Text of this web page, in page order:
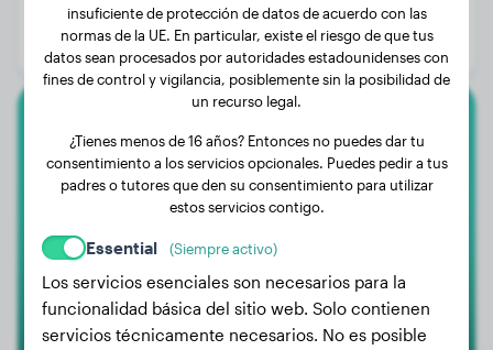
Edad:
4 años, 6 meses
Género:
Perra
Border Collie
Nova
insuficiente de protección de datos de acuerdo con las
normas de la UE. En particular, existe el riesgo de que tus
datos sean procesados por autoridades estadounidenses con
fines de control y vigilancia, posiblemente sin la posibilidad de
un recurso legal.
¿Tienes menos de 16 años? Entonces no puedes dar tu
consentimiento a los servicios opcionales. Puedes pedir a tus
padres o tutores que den su consentimiento para utilizar
estos servicios contigo.
Essential (Siempre activo)
Los servicios esenciales son necesarios para la
funcionalidad básica del sitio web. Solo contienen
servicios técnicamente necesarios. No es posible